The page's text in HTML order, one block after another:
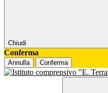
Chiudi
Conferma
Annulla Conferma